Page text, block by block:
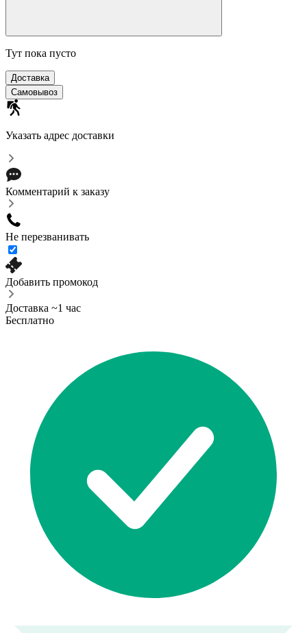
Тут пока пусто
Доставка
Самовывоз
Указать адрес доставки
Комментарий к заказу
Не перезванивать
Добавить промокод
Доставка ~1 час
Бесплатно